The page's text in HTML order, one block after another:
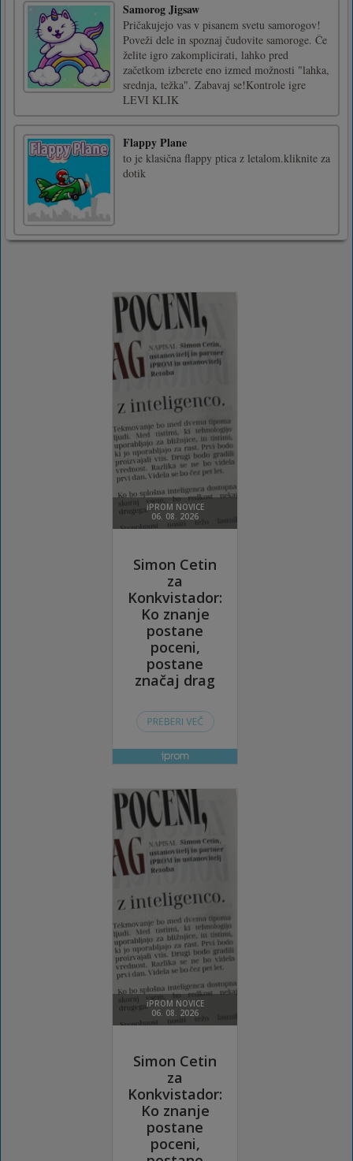
Samorog Jigsaw
Pričakujejo vas v pisanem svetu samorogov!
Poveži dele in spoznaj čudovite samoroge. Če
želite igro zakomplicirati, lahko pred
začetkom izberete eno izmed možnosti "lahka,
srednja, težka". Zabavaj se!Kontrole igre
LEVI KLIK
Flappy Plane
to je klasična flappy ptica z letalom.kliknite za
dotik